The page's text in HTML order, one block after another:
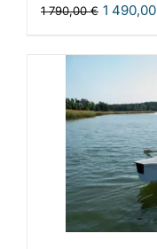
1 790,00€ 1 490,00